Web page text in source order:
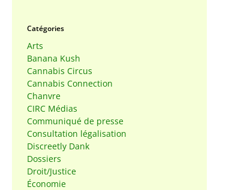
Catégories
Arts
Banana Kush
Cannabis Circus
Cannabis Connection
Chanvre
CIRC Médias
Communiqué de presse
Consultation légalisation
Discreetly Dank
Dossiers
Droit/Justice
Économie